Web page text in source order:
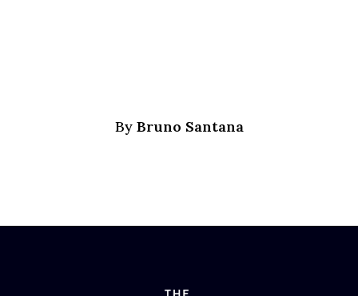
By Bruno Santana